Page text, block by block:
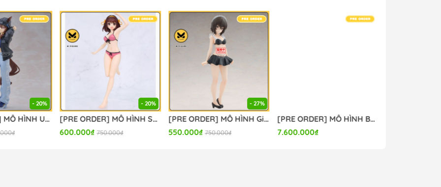
- 20%
[PRE ORDER] MÔ HÌNH Umamusume: Pretty Derby - Nakayama Festa - Boc'Z We\N, Ata Mahane (Bandai Spirits) FIGURE CHÍNH HÃNG
- 20%
[PRE ORDER] MÔ HÌNH Suzumiya Haruhi no Yuuutsu - Suzumiya Haruhi - Vivit Figure (System Service) FIGURE CHÍNH HÃNG
600.000₫ 750.000₫
- 27%
[PRE ORDER] MÔ HÌNH Girls und Panzer: Saishuushou - Nishizumi Maho - Eternal Romance - Maid Swimsuit Ver. (Bandai Spirits) FIGURE CHÍNH HÃNG
550.000₫ 750.000₫
[PRE ORDER] MÔ HÌNH Bunny Suit Planning - Sophia F. Shirring - 1/6 - Sister Ver., Bright Edition (Magi Arts) FIGURE CHÍNH HÃNG
7.600.000₫